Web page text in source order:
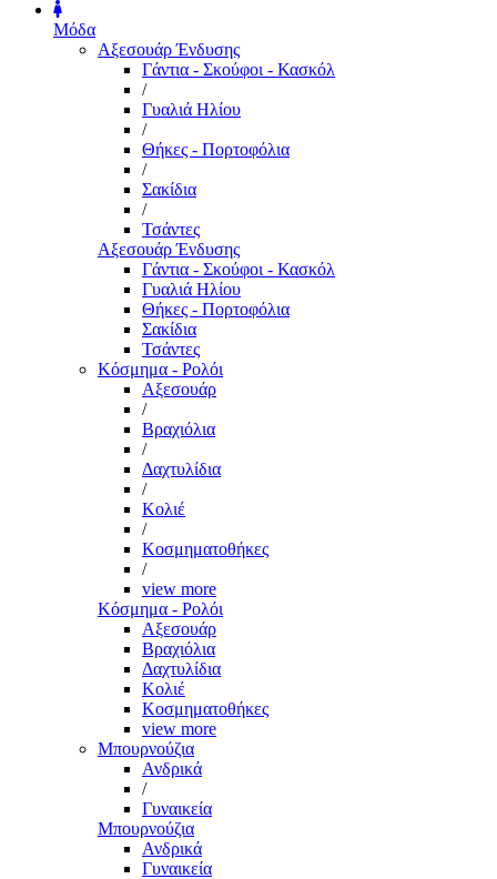
Μόδα
Αξεσουάρ Ένδυσης
Γάντια - Σκούφοι - Κασκόλ
/
Γυαλιά Ηλίου
/
Θήκες - Πορτοφόλια
/
Σακίδια
/
Τσάντες
Αξεσουάρ Ένδυσης
Γάντια - Σκούφοι - Κασκόλ
Γυαλιά Ηλίου
Θήκες - Πορτοφόλια
Σακίδια
Τσάντες
Κόσμημα - Ρολόι
Αξεσουάρ
/
Βραχιόλια
/
Δαχτυλίδια
/
Κολιέ
/
Κοσμηματοθήκες
/
view more
Κόσμημα - Ρολόι
Αξεσουάρ
Βραχιόλια
Δαχτυλίδια
Κολιέ
Κοσμηματοθήκες
view more
Μπουρνούζια
Ανδρικά
/
Γυναικεία
Μπουρνούζια
Ανδρικά
Γυναικεία